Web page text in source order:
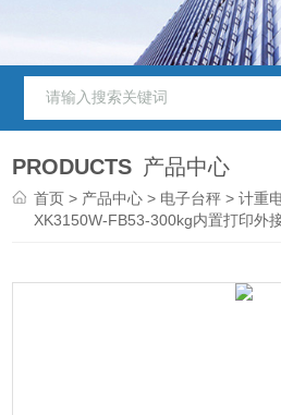
PRODUCTS 产品中心
首页 > 产品中心 > 电子台秤 >计重
XK3150W-FB53-300kg内置打印外